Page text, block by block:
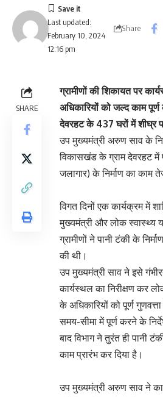
Last updated:
February 10, 2024
12:16 pm
Share
SHARE
ग्रामीणों की शिकायत पर
अधिकारियों को जल्द काम
देवरहट के 437 घरों में शीघ्र
उप मुख्यमंत्री अरुण साव के
विकासखंड के ग्राम देवरहट में
जलागार) के निर्माण का काम
विगत दिनों एक कार्यक्रम में
मुख्यमंत्री और लोक स्वास्थ्य
ग्रामीणों ने पानी टंकी के
की थी।
उप मुख्यमंत्री साव ने इसे
कार्यस्थल का निरीक्षण कर
के अधिकारियों को पूर्ण
समय-सीमा में पूर्ण करने के
बाद विभाग ने तुरंत ही पानी
काम प्रारंभ कर दिया है।
उप मुख्यमंत्री अरुण साव ने